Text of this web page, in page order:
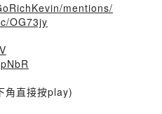
mentions/
OG73jy
角直接按play)